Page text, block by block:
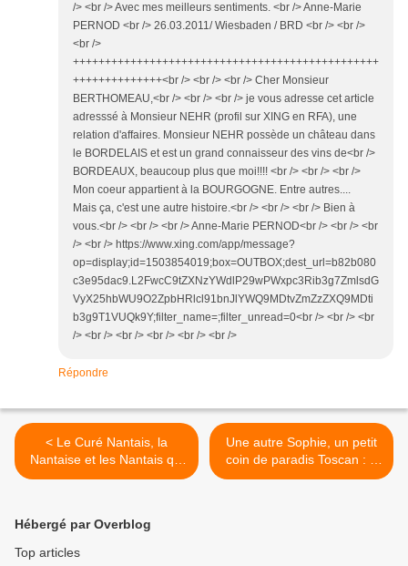
/> <br /> Avec mes meilleurs sentiments. <br /> Anne-Marie
PERNOD <br /> 26.03.2011/ Wiesbaden / BRD <br /> <br />
<br />
++++++++++++++++++++++++++++++++++++++++++++++++
++++++++++++++<br /> <br /> <br /> Cher Monsieur
BERTHOMEAU,<br /> <br /> <br /> je vous adresse cet article
adresssé à Monsieur NEHR (profil sur XING en RFA), une
relation d'affaires. Monsieur NEHR possède un château dans
le BORDELAIS et est un grand connaisseur des vins de<br />
BORDEAUX, beaucoup plus que moi!!!! <br /> <br /> <br />
Mon coeur appartient à la BOURGOGNE. Entre autres....
Mais ça, c'est une autre histoire.<br /> <br /> <br /> Bien à
vous.<br /> <br /> <br /> Anne-Marie PERNOD<br /> <br /> <br
/> <br /> https://www.xing.com/app/message?
op=display;id=1503854019;box=OUTBOX;dest_url=b82b080
c3e95dac9.L2FwcC9tZXNzYWdlP29wPWxpc3Rib3g7ZmlsdG
VyX25hbWU9O2ZpbHRlcl91bnJlYWQ9MDtvZmZzZXQ9MDti
b3g9T1VUQk9Y;filter_name=;filter_unread=0<br /> <br /> <br
/> <br /> <br /> <br /> <br /> <br />
Répondre
< Le Curé Nantais, la
Nantaise et les Nantais qui
n’aiment pas le Muscadet
Une autre Sophie, un petit
coin de paradis Toscan : «
C’est extra » Léo Ferré >
Hébergé par Overblog
Top articles